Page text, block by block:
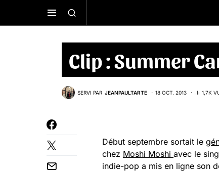
Clip : Summer
SERVI PAR JEANPAULTARTE 18 OCT. 2013 1,7K
Début septembre sortait le
chez Moshi Moshi avec le
indie-pop a mis en ligne son